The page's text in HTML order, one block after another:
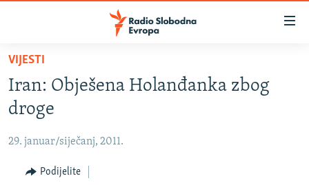
Pređite
glavni
sadržaj
Pređite
na
navigaciju
BOSNA I HERCEGOVINA
SRBIJA
KOSOVO
CRNA GORA
VIJESTI
Iran: Obješena Holanđanka zbog
droge
29. januar/siječanj, 2011.
Podijelite